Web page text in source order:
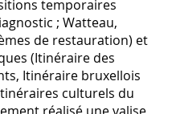
temporaires
; Watteau,
de restauration) et
(Itinéraire des
Itinéraire bruxellois
culturels du